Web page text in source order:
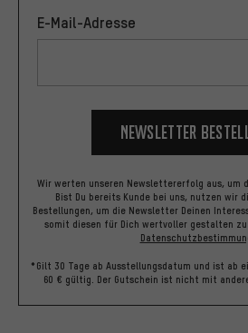
E-Mail-Adresse
Newsletter
Wir werten unseren Newslettererfolg aus, um
Bist Du bereits Kunde bei uns, nutzen wir
Bestellungen, um die Newsletter Deinen
somit diesen für Dich wertvoller gestalten zu
*Gilt 30 Tage ab Ausstellungsdatum und ist ab
60 € gültig. Der Gutschein ist nicht mit